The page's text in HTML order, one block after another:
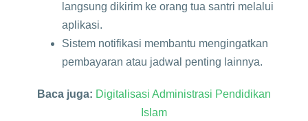
langsung dikirim ke orang tua santri melalui
aplikasi.
Sistem notifikasi membantu mengingatkan
pembayaran atau jadwal penting lainnya.
Baca juga: Digitalisasi Administrasi Pendidikan
Islam